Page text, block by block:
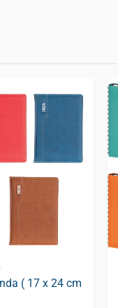
( 17 x 24 cm